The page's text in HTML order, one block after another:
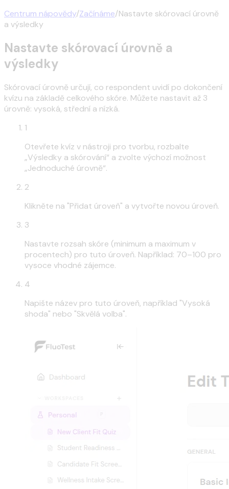
Centrum nápovědy/Začínáme/Nastavte skórovací úrovně
a výsledky
Nastavte skórovací úrovně a
výsledky
Skórovací úrovně určují, co respondent uvidí po dokončení
kvízu na základě celkového skóre. Můžete nastavit až 3
úrovně: vysoká, střední a nízká.
1
Otevřete kvíz v nástroji pro tvorbu, rozbalte
„Výsledky a skórování“ a zvolte výchozí možnost
„Jednoduché úrovně“.
2
Klikněte na "Přidat úroveň" a vytvořte novou úroveň.
3
Nastavte rozsah skóre (minimum a maximum v
procentech) pro tuto úroveň. Například: 70–100 pro
vysoce vhodné zájemce.
4
Napište název pro tuto úroveň, například "Vysoká
shoda" nebo "Skvělá volba".